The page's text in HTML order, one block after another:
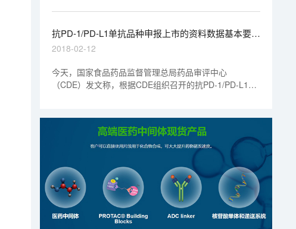
抗PD-1/PD-L1单抗品种申报上市的资料数据基本要求
发布
2018-02-12
今天，国家食品药品监督管理总局药品审评中心
（CDE）发文称，根据CDE组织召开的抗PD-1/PD-L1单
发和申报资料准备参考。